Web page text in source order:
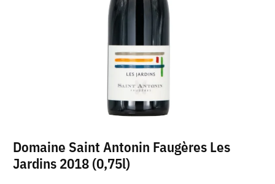
Domaine Saint Antonin Faugères Les
Jardins 2018 (0,75l)